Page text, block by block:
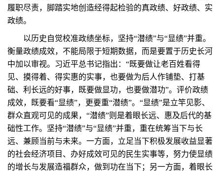
履职尽责，脚踏实地创造经得起检验的真政绩、好政绩、实
政绩。
以历史自觉校准政绩坐标，坚持“潜绩”与“显绩”并重。
衡量政绩成效，不能局限于短期数据，而是要置于历史长河
中加以审视。习近平总书记指出：“既要做让老百姓看得
见、摸得着、得实惠的实事，也要做为后人作铺垫、打基
础、利长远的好事，既要做显功，也要做潜功”。评价政绩
成效，既要看“显绩”，更要重“潜绩”。“显绩”是立竿见影、
群众直观可见的成果，“潜绩”则是着眼长远、惠及后代的基
础性工作。坚持“潜绩”与“显绩”并重，重在统筹当下与长
远、兼顾当前与未来。一方面，立足当下积极发展收益显著
的社会经济项目、办好成效可见的民生实事等，努力使显绩
的增长与发展造福群众，做到功在当下；另一方面，着眼长